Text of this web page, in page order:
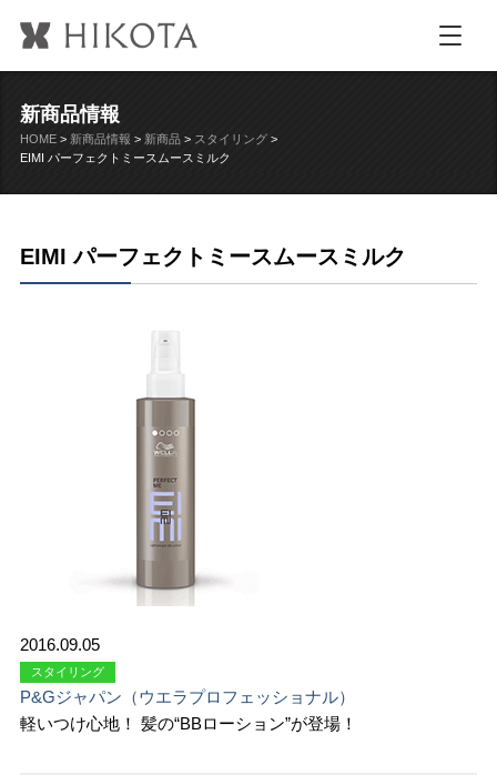
新商品情報
HOME> 新商品情報 > 新商品> スタイリング>
EIMI パーフェクトミースムースミルク
EIMI パーフェクトミースムースミルク
2016.09.05
スタイリング
P&Gジャパン（ウエラプロフェッショナル）
軽いつけ心地！ 髪の“BBローション”が登場！